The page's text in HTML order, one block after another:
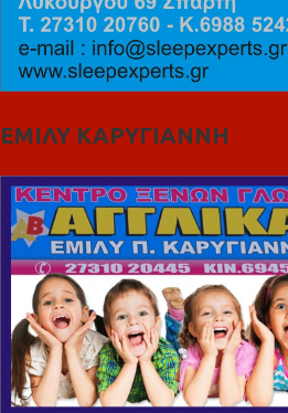
ΕΜΙΛΥ ΚΑΡΥΓΙΑΝΝΗ